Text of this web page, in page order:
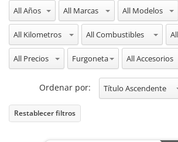
All Años All Marcas All Modelos
All Kilometros All Combustibles
All Precios All Vehiculos
Furgoneta All Accesorios
Ordenar por: Título Ascendente
Restablecer filtros